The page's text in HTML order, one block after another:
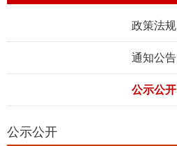
政策法规
通知公告
公示公开
公示公开